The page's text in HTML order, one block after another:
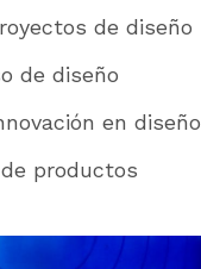
de diseño
de diseño
en diseño
productos